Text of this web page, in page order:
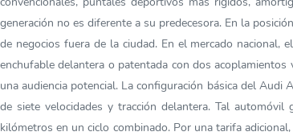
generación no es diferente a su predecesora. En la
de negocios fuera de la ciudad. En el mercado
enchufable delantera o patentada con dos
una audiencia potencial. La configuración básica del
de siete velocidades y tracción delantera. Tal
kilómetros en un ciclo combinado. Por una tarifa